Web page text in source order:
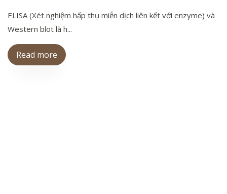
ELISA (Xét nghiệm hấp thụ miễn dịch liên kết với enzyme) và
Western blot là h...
Read more